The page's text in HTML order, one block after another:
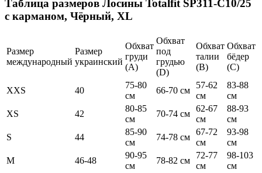
Таблица размеров Лосины Totalfit SP311-C10/25
с карманом, Чёрный, XL
Размер
международный
Размер
украинский
Обхват
груди
(А)
Обхват
под
грудью
(D)
Обхват
талии
(В)
Обхват
бёдер
(С)
XXS 40
75-80
см
66-70 см
57-62
см
83-88
см
XS
42
80-85
см
70-74 см
62-67
см
88-93
см
S
44
85-90
см
74-78 см
67-72
см
93-98
см
M
46-48
90-95
см
78-82 см
72-77
см
98-103
см